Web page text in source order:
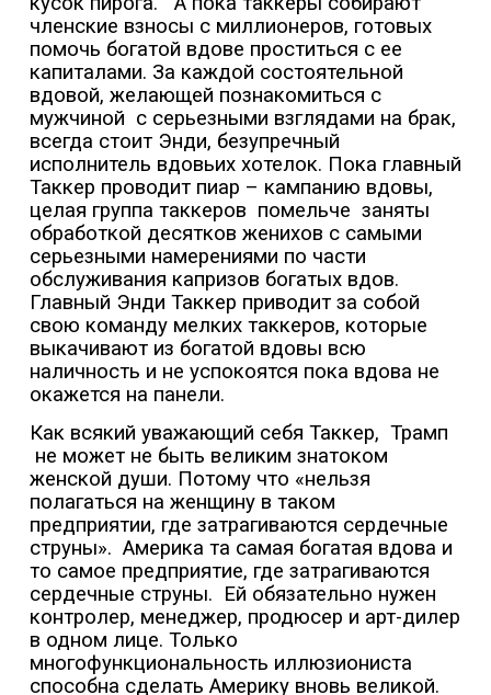
членские взносы с миллионеров, готовых
помочь богатой вдове проститься с ее
капиталами. За каждой состоятельной
вдовой, желающей познакомиться с
мужчиной с серьезными взглядами на брак,
всегда стоит Энди, безупречный
исполнитель вдовьих хотелок. Пока главный
Таккер проводит пиар – кампанию вдовы,
целая группа таккеров помельче заняты
обработкой десятков женихов с самыми
серьезными намерениями по части
обслуживания капризов богатых вдов.
Главный Энди Таккер приводит за собой
свою команду мелких таккеров, которые
выкачивают из богатой вдовы всю
наличность и не успокоятся пока вдова не
окажется на панели.
Как всякий уважающий себя Таккер, Трамп
не может не быть великим знатоком
женской души. Потому что «нельзя
полагаться на женщину в таком
предприятии, где затрагиваются сердечные
струны». Америка та самая богатая вдова и
то самое предприятие, где затрагиваются
сердечные струны. Ей обязательно нужен
контролер, менеджер, продюсер и арт-дилер
в одном лице. Только
многофункциональность иллюзиониста
способна сделать Америку вновь великой.